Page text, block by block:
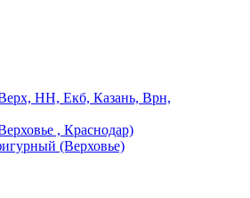
НН, Екб, Казань, Врн,
, Краснодар)
(Верховье)